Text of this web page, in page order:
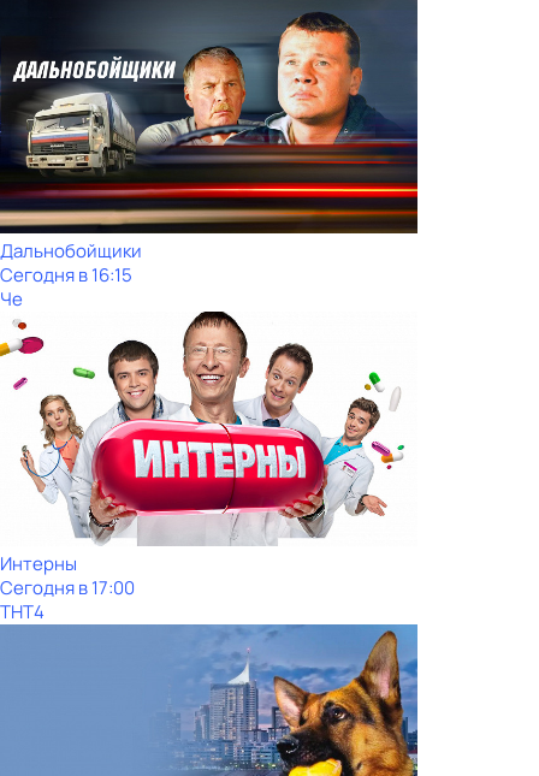
Дальнобойщики
Сегодня в 16:15
Че
Интерны
Сегодня в 17:00
ТНТ4